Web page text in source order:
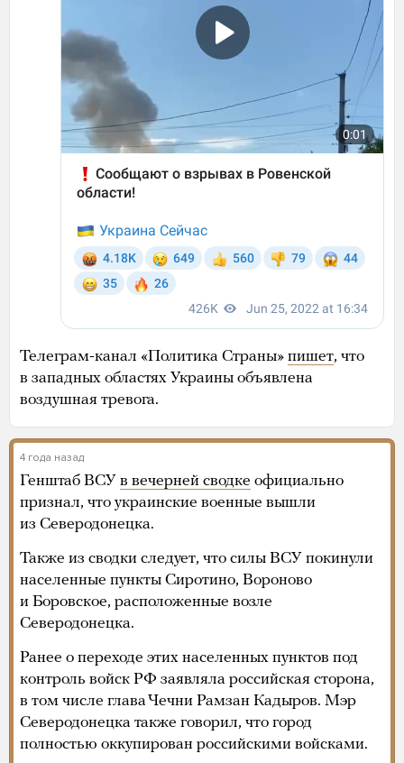
Телеграм-канал «Политика Страны» пишет, что
в западных областях Украины объявлена
воздушная тревога.
4 года назад
Генштаб ВСУ в вечерней сводке официально
признал, что украинские военные вышли
из Северодонецка.
Также из сводки следует, что силы ВСУ покинули
населенные пункты Сиротино, Вороново
и Боровское, расположенные возле
Северодонецка.
Ранее о переходе этих населенных пунктов под
контроль войск РФ заявляла российская сторона,
в том числе глава Чечни Рамзан Кадыров. Мэр
Северодонецка также говорил, что город
полностью оккупирован российскими войсками.